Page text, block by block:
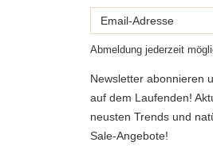
Email-
Abmeldung jederzeit
Newsletter abonnieren
auf dem Laufenden!
neusten Trends und
Sale-Angebote!